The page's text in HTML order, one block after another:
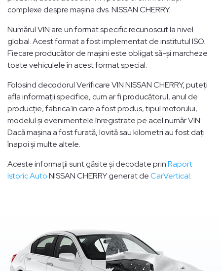
complexe despre mașina dvs. NISSAN CHERRY.
Numărul VIN are un format specific recunoscut la nivel
global. Acest format a fost implementat de institutul ISO.
Fiecare producător de mașini este obligat să-și marcheze
toate vehiculele în acest format special.
Folosind decodorul Verificare VIN NISSAN CHERRY, puteți
afla informații specifice, cum ar fi producătorul, anul de
producție, fabrica în care a fost produs, tipul motorului,
modelul și evenimentele înregistrate pe acel număr VIN:
Dacă mașina a fost furată, lovită sau kilometri au fost dați
înapoi și multe altele.
Aceste informații sunt găsite și decodate prinRaport
Istoric AutoNISSAN CHERRY generat deCarVertical.